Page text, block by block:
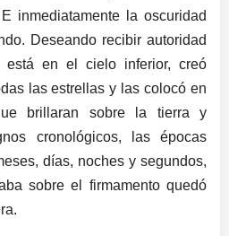
inmediatamente la oscuridad
Deseando recibir autoridad
en el cielo inferior, creó
las estrellas y las colocó en
brillaran sobre la tierra y
cronológicos, las épocas
días, noches y segundos,
sobre el firmamento quedó